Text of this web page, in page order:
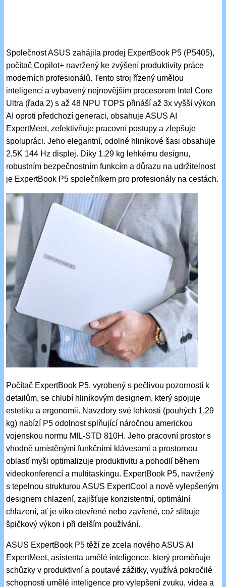
Společnost ASUS zahájila prodej ExpertBook P5 (P5405),
počítač Copilot+ navržený ke zvýšení produktivity práce
moderních profesionálů. Tento stroj řízený umělou
inteligencí a vybavený nejnovějším procesorem Intel Core
Ultra (řada 2) s až 48 NPU TOPS přináší až 3x vyšší výkon
AI oproti předchozí generaci, obsahuje ASUS AI
ExpertMeet, zefektivňuje pracovní postupy a zlepšuje
spolupráci. Jeho elegantní, odolné hliníkové šasi obsahuje
2,5K 144 Hz displej. Díky 1,29 kg lehkému designu,
robustním bezpečnostním funkcím a důrazu na udržitelnost
je ExpertBook P5 společníkem pro profesionály na cestách.
Počítač ExpertBook P5, vyrobený s pečlivou pozorností k
detailům, se chlubí hliníkovým designem, který spojuje
estetiku a ergonomii. Navzdory své lehkosti (pouhých 1,29
kg) nabízí P5 odolnost splňující náročnou americkou
vojenskou normu MIL-STD 810H. Jeho pracovní prostor s
vhodně umístěnými funkčními klávesami a prostornou
oblastí myši optimalizuje produktivitu a pohodlí během
videokonferencí a multitaskingu. ExpertBook P5, navržený
s tepelnou strukturou ASUS ExpertCool a nově vylepšeným
designem chlazení, zajišťuje konzistentní, optimální
chlazení, ať je víko otevřené nebo zavřené, což slibuje
špičkový výkon i při delším používání.
ASUS ExpertBook P5 těží ze zcela nového ASUS AI
ExpertMeet, asistenta umělé inteligence, který proměňuje
schůzky v produktivní a poutavé zážitky, využívá pokročilé
schopnosti umělé inteligence pro vylepšení zvuku, videa a